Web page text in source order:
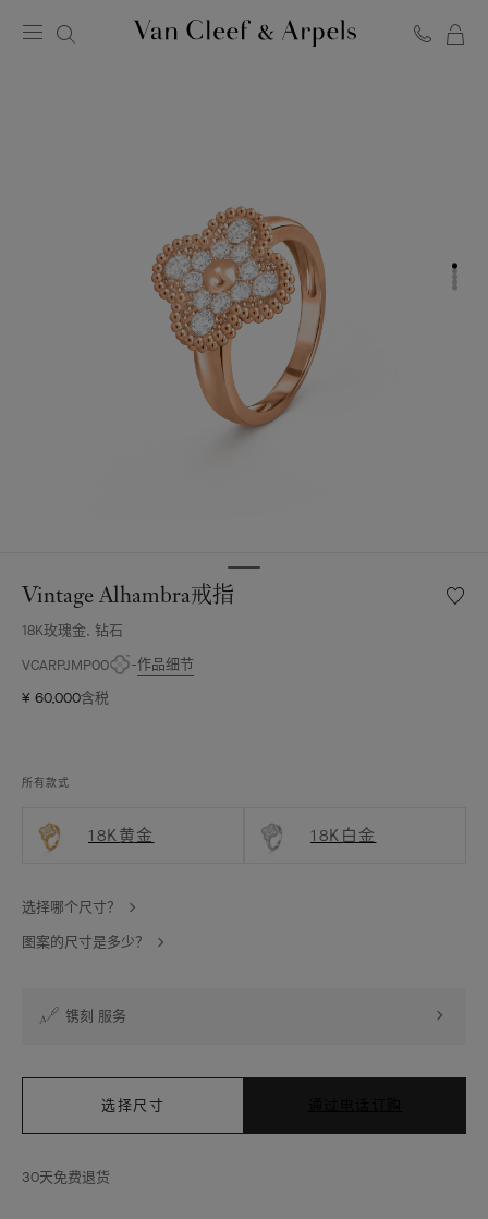
雅
宝
主
页
Vintage Alhambra戒指
18K玫瑰金, 钻石
愿
VCARPJMP00
作品细节
¥ 60,000含税
所有款式
18K黄金 18K白金
选择哪个尺寸？
图案的尺寸是多少？
镌刻 服务
选择尺寸
30天免费退货